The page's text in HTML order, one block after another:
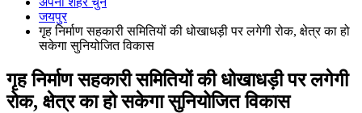
जयपुर
गृह निर्माण सहकारी समितियों की धोखाधड़ी पर लगेगी रोक, क्षेत्र का हो
सकेगा सुनियोजित विकास
गृह निर्माण सहकारी समितियों की धोखाधड़ी पर लगेगी
रोक, क्षेत्र का हो सकेगा सुनियोजित विकास